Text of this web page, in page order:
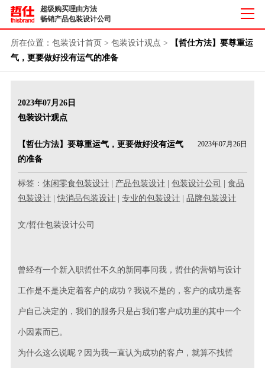
超级购买理由方法
畅销产品包装设计公司
所在位置： 包装设计首页 > 包装设计观点 >
【哲仕方法】要尊重运
气，更要做好没有运气的准备
2023年07月26日
包装设计观点
【哲仕方法】要尊重运气，更要做好没有运气
的准备
2023年07月26日
标签：休闲零食包装设计 产品包装设计 |包装设计公司 |食品
包装设计 |快消品包装设计 |专业的包装设计 |品牌包装设计
文/哲仕包装设计公司
曾经有一个新入职哲仕不久的新同事问我，哲仕的营销与设计
工作是不是决定着客户的成功？我说不是的，客户的成功是客
户自己决定的，我们的服务只是占我们客户成功里的其中一个
小因素而已。
为什么这么说呢？因为我一直认为成功的客户，就算不找哲